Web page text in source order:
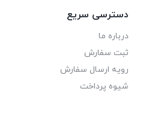
دسترسی سریع
درباره ما
ثبت سفارش
رویه ارسال سفارش
شیوه پرداخت